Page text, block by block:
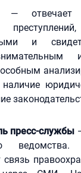
— отвечает
и
пресс-службы
ведомства.
связь